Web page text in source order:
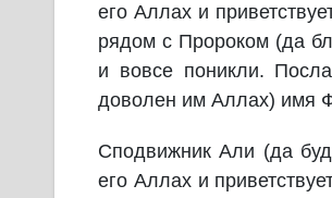
его Аллах и
рядом с Пророком (да
и вовсе поникли.
доволен им Аллах) имя
Сподвижник Али (да
его Аллах и